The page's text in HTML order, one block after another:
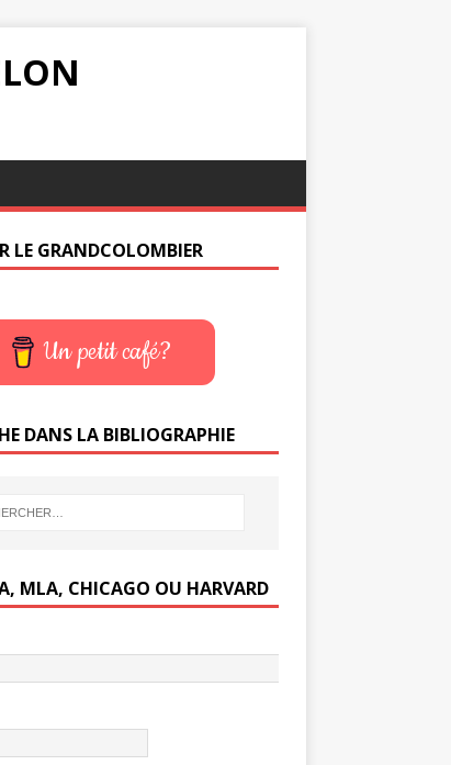
LE GRANDCOLOMBIER
Un petit café?
DANS LA BIBLIOGRAPHIE
MLA, CHICAGO OU HARVARD